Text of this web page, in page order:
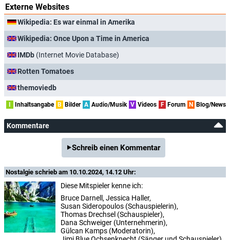
Externe Websites
Wikipedia: Es war einmal in Amerika
Wikipedia: Once Upon a Time in America
IMDb (Internet Movie Database)
Rotten Tomatoes
themoviedb
I Inhaltsangabe B Bilder A Audio/Musik V Videos F Forum N Blog/News
Kommentare
Schreib einen Kommentar
Nostalgie schrieb am 10.10.2024, 14.12 Uhr:
Diese Mitspieler kenne ich:
Bruce Darnell, Jessica Haller,
Susan Sideropoulos (Schauspielerin),
Thomas Drechsel (Schauspieler),
Dana Schweiger (Unternehmerin),
Gülcan Kamps (Moderatorin),